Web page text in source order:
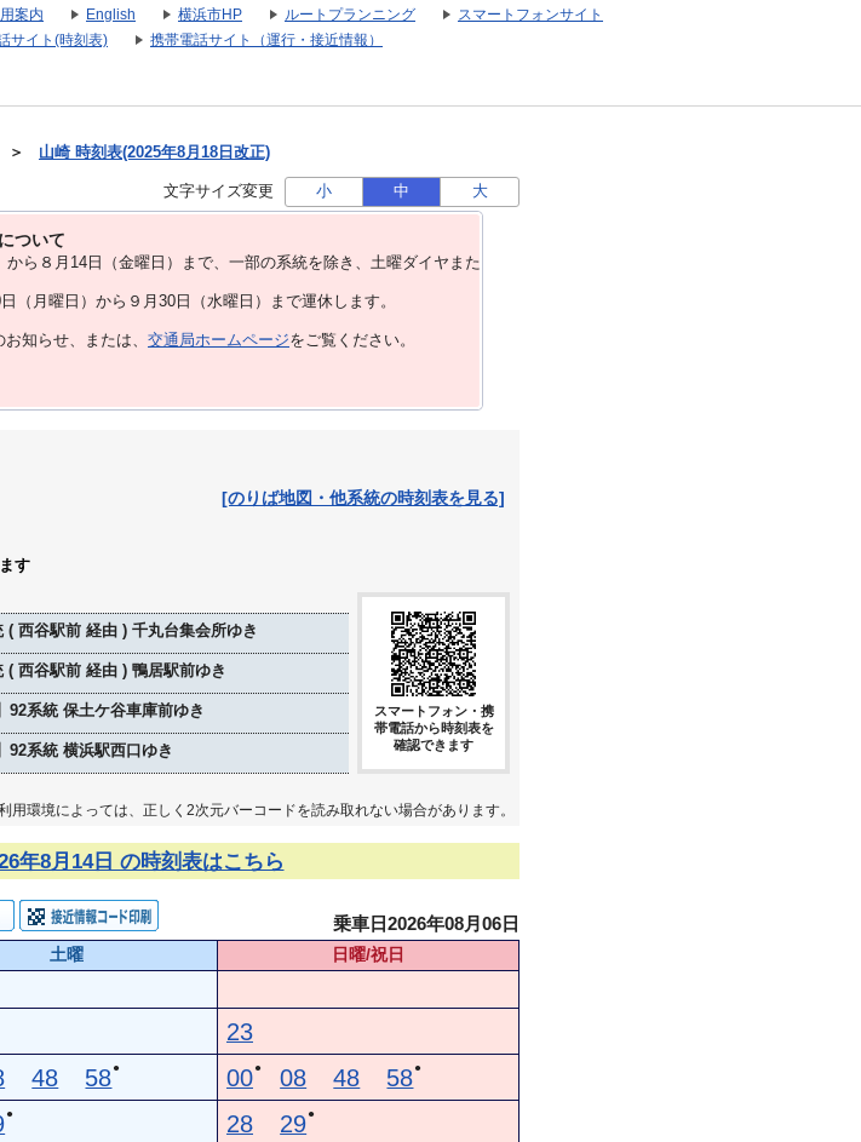
案内 English 横浜市HP ルートプランニング
スマートフォンサイト
サイト(時刻表) 携帯電話サイト（運行・接近情報）
＞ 山崎 時刻表(2025年8月18日改正)
文字サイズ変更 小 中 大
ついて
ら８⽉14⽇（金曜日）まで、⼀部の系統を除き、⼟曜ダイヤまた
月曜日）から９月30日（水曜日）まで運休します。
知らせ、または、 交通局ホームページをご覧ください。
[のりば地図・他系統の時刻表を見る]
す
( 西谷駅前 経由 ) 千丸台集会所ゆき
( 西谷駅前 経由 ) 鴨居駅前ゆき
92系統 保土ケ谷車庫前ゆき
92系統 横浜駅西口ゆき
スマートフォン・携
帯電話から時刻表を
確認できます
用環境によっては、正しく2次元バーコードを読み取れない場合があります。
年8月14日 の時刻表はこちら
乗車日2026年08月06日
土曜
日曜/祝日
23
48 58● 00● 08 48 58●
● 28 29●